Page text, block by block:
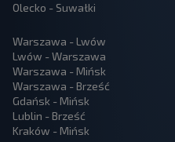
Olecko - Suwałki
Warszawa - Lwów
Lwów - Warszawa
Warszawa - Mińsk
Warszawa - Brześć
Gdańsk - Mińsk
Lublin - Brześć
Kraków - Mińsk